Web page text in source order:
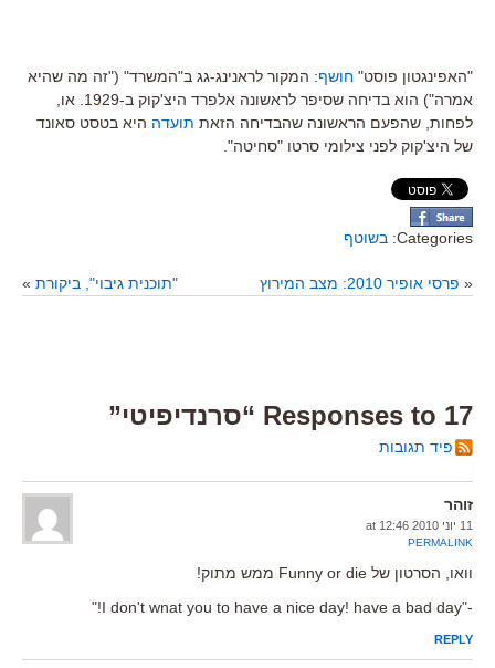
"האפינגטון פוסט" חושף: המקור לראנינג-גג ב"המשרד" ("זה מה שהיא
אמרה") הוא בדיחה שסיפר לראשונה אלפרד היצ'קוק ב-1929. או,
לפחות, שהפעם הראשונה שהבדיחה הזאת תועדה היא בטסט סאונד
של היצ'קוק לפני צילומי סרטו "סחיטה".
Categories: בשוטף
« פרסי אופיר 2010: מצב המירוץ "תוכנית גיבוי", ביקורת »
17 Responses to “סרנדיפיטי”
פיד תגובות
זוהר
11 יוני 2010 at 12:46
PERMALINK
וואו, הסרטון של Funny or die ממש מתוק!
-"I don't wnat you to have a nice day! have a bad day!"
REPLY